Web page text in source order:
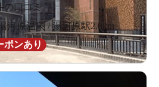
の口コミ
河原温泉 / 湯河原駅2.0km
ポンあり